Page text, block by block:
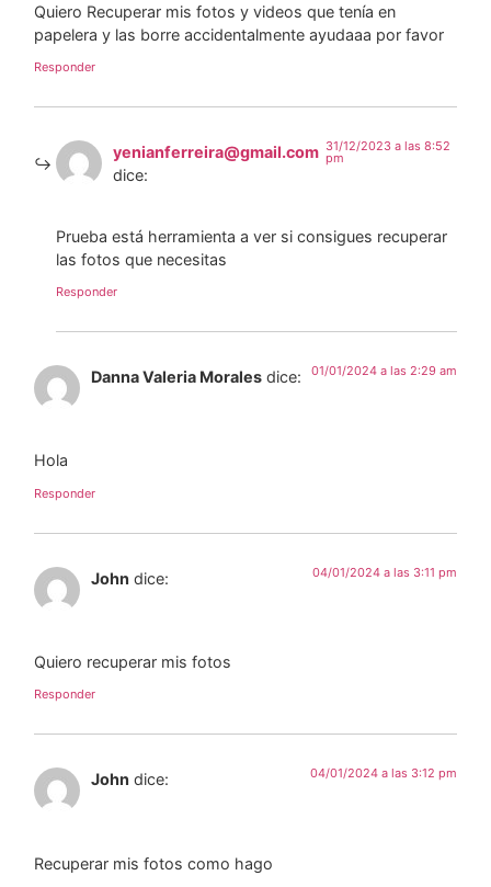
Quiero Recuperar mis fotos y videos que tenía en
papelera y las borre accidentalmente ayudaaa por favor
Responder
yenianferreira@gmail.com
dice:
31/12/2023 a las 8:52
pm
Prueba está herramienta a ver si consigues recuperar
las fotos que necesitas
Responder
Danna Valeria Morales dice: 01/01/2024 a las 2:29 am
Hola
Responder
John dice: 04/01/2024 a las 3:11 pm
Quiero recuperar mis fotos
Responder
John dice: 04/01/2024 a las 3:12 pm
Recuperar mis fotos como hago